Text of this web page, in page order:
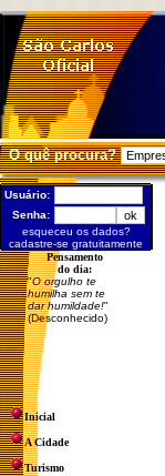
O quê procura?
Usuário:
Senha:
esqueceu os dados?
cadastre-se gratuitamente
Pensamento
do dia:
"O orgulho te
humilha sem te
dar humildade!"
(Desconhecido)
Inicial
A Cidade
Turismo